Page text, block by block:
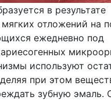
в результате
отложений на
ежедневно под
используют
при этом
зубную эмаль.